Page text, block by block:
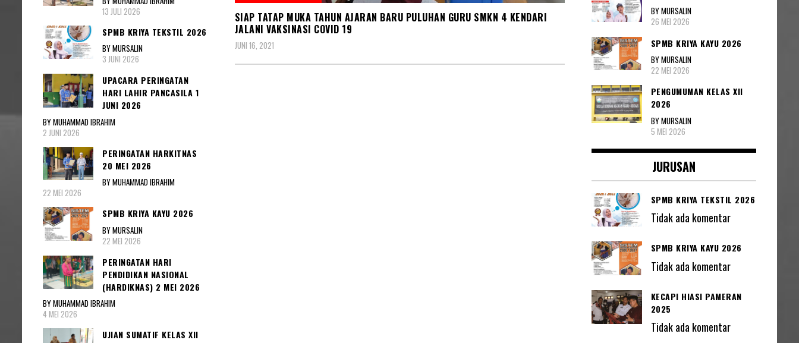
SIAP TATAP MUKA TAHUN AJARAN BARU PULUHAN GURU SMKN 4 KENDARI
JALANI VAKSINASI COVID 19
JUNI 16, 2021
13 JULI 2026
SPMB KRIYA TEKSTIL 2026
BY MURSALIN
3 JUNI 2026
UPACARA PERINGATAN
HARI LAHIR PANCASILA 1
JUNI 2026
BY MUHAMMAD IBRAHIM
2 JUNI 2026
PERINGATAN HARKITNAS
20 MEI 2026
BY MUHAMMAD IBRAHIM
22 MEI 2026
SPMB KRIYA KAYU 2026
BY MURSALIN
22 MEI 2026
PERINGATAN HARI
PENDIDIKAN NASIONAL
(HARDIKNAS) 2 MEI 2026
BY MUHAMMAD IBRAHIM
4 MEI 2026
UJIAN SUMATIF KELAS XII
BY MURSALIN
26 MEI 2026
SPMB KRIYA KAYU 2026
BY MURSALIN
22 MEI 2026
PENGUMUMAN KELAS XII
2026
BY MURSALIN
5 MEI 2026
JURUSAN
SPMB KRIYA TEKSTIL 2026
Tidak ada komentar
SPMB KRIYA KAYU 2026
Tidak ada komentar
KECAPI HIASI PAMERAN
2025
Tidak ada komentar